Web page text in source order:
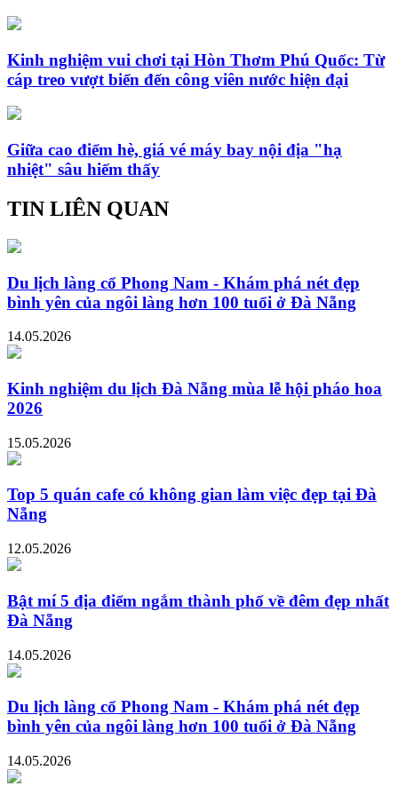
Kinh nghiệm vui chơi tại Hòn Thơm Phú Quốc: Từ
cáp treo vượt biển đến công viên nước hiện đại
Giữa cao điểm hè, giá vé máy bay nội địa "hạ
nhiệt" sâu hiếm thấy
TIN LIÊN QUAN
Du lịch làng cổ Phong Nam - Khám phá nét đẹp
bình yên của ngôi làng hơn 100 tuổi ở Đà Nẵng
14.05.2026
Kinh nghiệm du lịch Đà Nẵng mùa lễ hội pháo hoa
2026
15.05.2026
Top 5 quán cafe có không gian làm việc đẹp tại Đà
Nẵng
12.05.2026
Bật mí 5 địa điểm ngắm thành phố về đêm đẹp nhất
Đà Nẵng
14.05.2026
Du lịch làng cổ Phong Nam - Khám phá nét đẹp
bình yên của ngôi làng hơn 100 tuổi ở Đà Nẵng
14.05.2026